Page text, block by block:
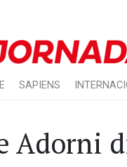
SAPIENS
Adorni